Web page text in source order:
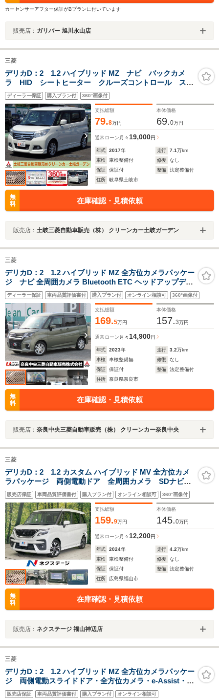
カーセンサーアフター保証がBプランに付いています
販売店： ガリバー 旭川永山店
三菱
デリカD：2 1.2 ハイブリッド MZ ナビ バックカメ
ラ HID シートヒーター クルーズコントロール ステ
アリングリモコン 両側電動スライドドア ETC 衝突
被害軽減システム ワンオーナー 当店下取り車 走行
距離無制限1年保証付き
ディーラー保証 購入プラン付 360°画像付
支払総額
79.8万円
本体価格
69.0万円
通常ローン 月々19,000円
年式 2017年 走行 7.1万km
車検
車検整備付 修復
なし
保証
保証付 整備
法定整備付
住所
岐阜県土岐市
無
料
在庫確認・見積依頼
販売店： 土岐三菱自動車販売（株） クリーンカー土岐ガーデン
三菱
デリカD：2 1.2 ハイブリッド MZ 全方位カメラパッケー
ジ ナビ 全周囲カメラ Bluetooth ETC ヘッドアップディ
スプレイ スマートキー プッシュスタート シートヒータリ
アサーキュレーター USB充電ポート LEDヘッドライト
ステアリングリモコン 純正15インチアルミホイール
ディーラー保証 車両品質評価書付 購入プラン付 オンライン相談可 360°画像付
支払総額
169.5万円
本体価格
157.3万円
通常ローン 月々 14,900円
年式 2023年 走行 3.2万km
車検
車検整備無 修復
なし
保証
保証付 整備
法定整備付
住所
奈良県奈良市
無
料
在庫確認・見積依頼
販売店： 奈良中央三菱自動車販売（株） クリーンカー奈良中央
三菱
デリカD：2 1.2 カスタム ハイブリッド MV 全方位カメ
ラパッケージ 両側電動ドア 全周囲カメラ SDナビ
クルーズコントロール コーナーセンサー ETC ヘッ
ドアップディスプレイ 前席シートヒーター オートラ
イト/LEDヘッド スマートキー オートエアコン
販売店保証 車両品質評価書付 購入プラン付 オンライン相談可 360°画像付
支払総額
159.9万円
本体価格
145.0万円
通常ローン 月々 12,200円
年式 2024年 走行 4.2万km
車検
車検整備付 修復
なし
保証
保証付 整備
法定整備付
住所
広島県福山市
無
料
在庫確認・見積依頼
販売店： ネクステージ 福山神辺店
三菱
デリカD：2 1.2 ハイブリッド MZ 全方位カメラパッケー
ジ 両側電動スライドドア・全方位カメラ・e-Assist・障
害物センサー・シートヒーター・LEDヘッドライト・
販売店保証 車両品質評価書付 購入プラン付 オンライン相談可